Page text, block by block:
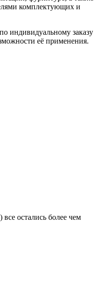
комплектующих и
индивидуальному заказу
её применения.
остались более чем